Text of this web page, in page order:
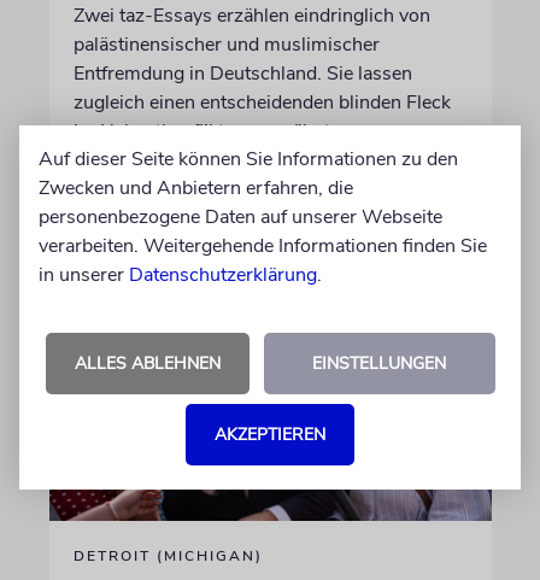
Zwei taz-Essays erzählen eindringlich von
palästinensischer und muslimischer
Entfremdung in Deutschland. Sie lassen
zugleich einen entscheidenden blinden Fleck
im Nahostkonflikts unerwähnt
von Leeor Engländer
06.08.2026
DETROIT (MICHIGAN)
Auf dieser Seite können Sie Informationen zu den
Zwecken und Anbietern erfahren, die
personenbezogene Daten auf unserer Webseite
verarbeiten. Weitergehende Informationen finden Sie
in unserer Datenschutzerklärung.
ALLES ABLEHNEN EINSTELLUNGEN
AKZEPTIEREN